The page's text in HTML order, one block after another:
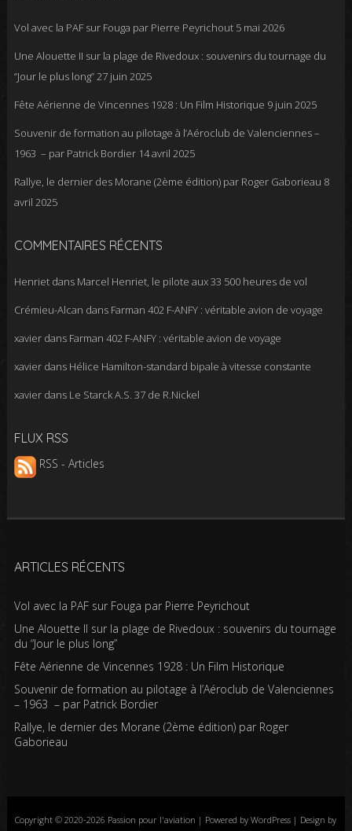
Vol avec la PAF sur Fouga par Pierre Peyrichout 5 mai 2026
Une Alouette II sur la plage de Rivedoux : souvenirs du tournage du
“Jour le plus long”27 juin 2025
Fête Aérienne de Vincennes 1928 : Un Film Historique 9 juin 2025
Souvenir de formation au pilotage à l’Aéroclub de Valenciennes –
1963 – par Patrick Bordier 14 avril 2025
Rallye, le dernier des Morane (2ème édition) par Roger Gaborieau 8
avril 2025
COMMENTAIRES RÉCENTS
Henrietdans Marcel Henriet, le pilote aux 33 500 heures de vol
Crémieu-Alcan dans Farman 402 F-ANFY : véritable avion de voyage
xavierdans Farman 402 F-ANFY : véritable avion de voyage
xavierdans Hélice Hamilton-standard bipale à vitesse constante
xavierdans Le Starck A.S. 37 de R.Nickel
FLUX RSS
RSS - Articles
ARTICLES RÉCENTS
Vol avec la PAF sur Fouga par Pierre Peyrichout
Une Alouette II sur la plage de Rivedoux : souvenirs du tournage
du “Jour le plus long”
Fête Aérienne de Vincennes 1928 : Un Film Historique
Souvenir de formation au pilotage à l’Aéroclub de Valenciennes
– 1963 – par Patrick Bordier
Rallye, le dernier des Morane (2ème édition) par Roger
Gaborieau
Copyright © 2020-2026 Passion pour l'aviation | Powered by WordPress | Design by